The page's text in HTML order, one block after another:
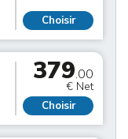
Choisir
379.00
€ Net
Choisir